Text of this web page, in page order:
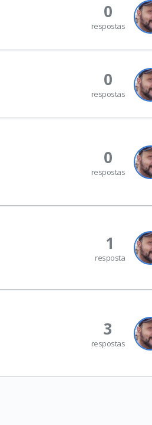
0
respostas
0
respostas
0
respostas
1
resposta
3
respostas